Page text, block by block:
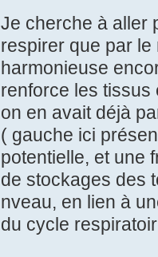
Je cherche à aller
respirer que par
harmonieuse
renforce les tissus
on en avait déjà
( gauche ici
potentielle, et une
de stockages des
nveau, en lien à
du cycle